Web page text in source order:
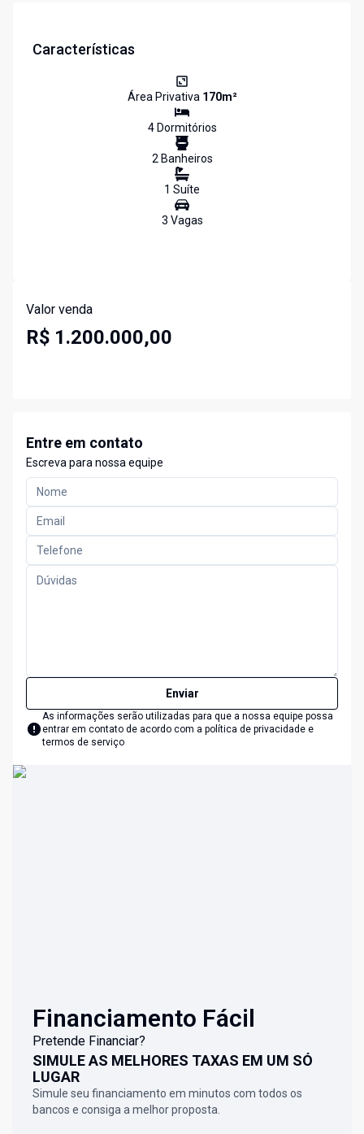
Características
Área Privativa 170m²
4Dormitórios
2Banheiros
1 Suíte
3 Vagas
Valor venda
R$ 1.200.000,00
Entre em contato
Escreva para nossa equipe
Enviar
As informações serão utilizadas para que a nossa equipe possa
entrar em contato de acordo com a política de privacidade e
termos de serviço
Financiamento Fácil
Pretende Financiar?
SIMULE AS MELHORES TAXAS EM UM SÓ
LUGAR
Simule seu financiamento em minutos com todos os
bancos e consiga a melhor proposta.